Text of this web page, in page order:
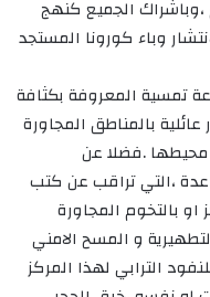
الجميع كنهج
وباء كورونا المستجد
تمسية المعروفة بكثافة
بالمناطق المجاورة
محيطها .فضلا عن
،التي تراقب عن كتب
بالتخوم المجاورة
و المسح الامني
الترابي لهذا المركز